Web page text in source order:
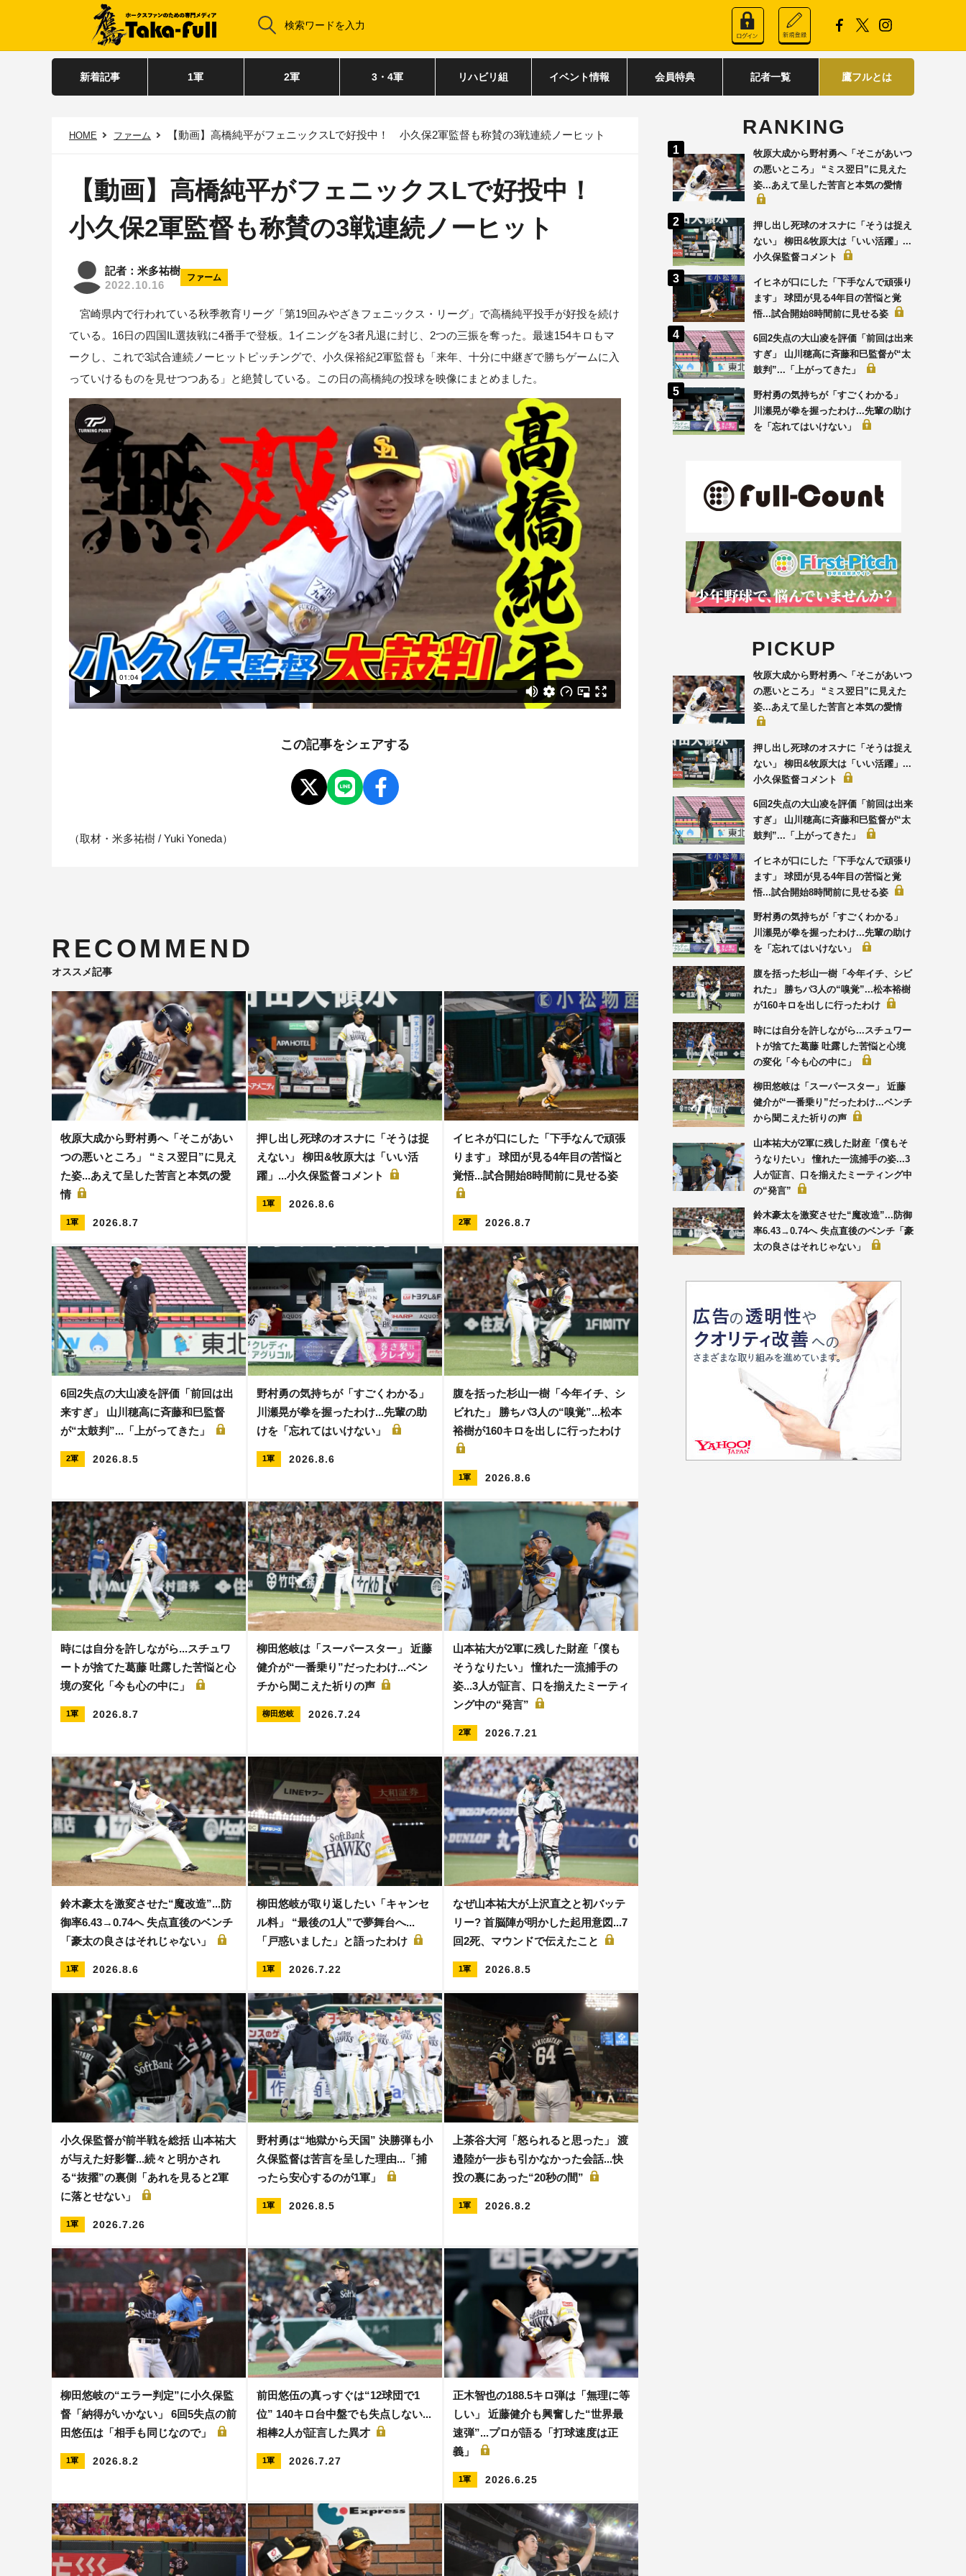
新着記事 1軍 2軍 3・4軍 リハビリ組 イベント情報 会員特典 記者一覧 鷹フルとは
HOME ファーム 【動画】高橋純平がフェニックスLで好投中！ 小久保2軍監督も称賛の3戦連続ノーヒット
【動画】高橋純平がフェニックスLで好投中！
小久保2軍監督も称賛の3戦連続ノーヒット
記者：米多祐樹
2022.10.16
ファーム
宮崎県内で行われている秋季教育リーグ「第19回みやざきフェニックス・リーグ」で高橋純平投手が好投を続け
ている。16日の四国IL選抜戦に4番手で登板。1イニングを3者凡退に封じ、2つの三振を奪った。最速154キロもマ
ークし、これで3試合連続ノーヒットピッチングで、小久保裕紀2軍監督も「来年、十分に中継ぎで勝ちゲームに入
っていけるものを見せつつある」と絶賛している。この日の高橋純の投球を映像にまとめました。
この記事をシェアする
（取材・米多祐樹 / Yuki Yoneda）
RECOMMEND
オススメ記事
牧原大成から野村勇へ「そこがあい
つの悪いところ」 “ミス翌日”に見え
た姿...あえて呈した苦言と本気の愛
情
1軍 2026.8.7
押し出し死球のオスナに「そうは捉
えない」 柳田&牧原大は「いい活
躍」...小久保監督コメント
1軍 2026.8.6
イヒネが口にした「下手なんで頑張
ります」 球団が見る4年目の苦悩と
覚悟...試合開始8時間前に見せる姿
2軍 2026.8.7
6回2失点の大山凌を評価「前回は出
来すぎ」 山川穂高に斉藤和巳監督
が“太鼓判”...「上がってきた」
2軍 2026.8.5
野村勇の気持ちが「すごくわかる」
川瀬晃が拳を握ったわけ...先輩の助
けを「忘れてはいけない」
1軍 2026.8.6
腹を括った杉山一樹「今年イチ、シ
ビれた」 勝ちパ3人の“嗅覚”...松本
裕樹が160キロを出しに行ったわけ
1軍 2026.8.6
時には自分を許しながら...スチュワ
ートが捨てた葛藤 吐露した苦悩と心
境の変化「今も心の中に」
1軍 2026.8.7
柳田悠岐は「スーパースター」 近藤
健介が“一番乗り”だったわけ...ベン
チから聞こえた祈りの声
柳田悠岐 2026.7.24
山本祐大が2軍に残した財産「僕も
そうなりたい」 憧れた一流捕手の
姿...3人が証言、口を揃えたミーティ
ング中の“発言”
2軍 2026.7.21
鈴木豪太を激変させた“魔改造”...防
御率6.43→0.74へ 失点直後のベンチ
「豪太の良さはそれじゃない」
1軍 2026.8.6
柳田悠岐が取り返したい「キャンセ
ル料」 “最後の1人”で夢舞台へ...
「戸惑いました」と語ったわけ
1軍 2026.7.22
なぜ山本祐大が上沢直之と初バッテ
リー? 首脳陣が明かした起用意図...7
回2死、マウンドで伝えたこと
1軍 2026.8.5
小久保監督が前半戦を総括 山本祐大
が与えた好影響...続々と明かされ
る“抜擢”の裏側「あれを見ると2軍
に落とせない」
1軍 2026.7.26
野村勇は“地獄から天国” 決勝弾も小
久保監督は苦言を呈した理由...「捕
ったら安心するのが1軍」
1軍 2026.8.5
上茶谷大河「怒られると思った」 渡
邉陸が一歩も引かなかった会話...快
投の裏にあった“20秒の間”
1軍 2026.8.2
柳田悠岐の“エラー判定”に小久保監
督「納得がいかない」 6回5失点の前
田悠伍は「相手も同じなので」
1軍 2026.8.2
前田悠伍の真っすぐは“12球団で1
位” 140キロ台中盤でも失点しない...
相棒2人が証言した異才
1軍 2026.7.27
正木智也の188.5キロ弾は「無理に等
しい」 近藤健介も興奮した“世界最
速弾”...プロが語る「打球速度は正
義」
1軍 2026.6.25
RANKING
牧原大成から野村勇へ「そこがあいつ
の悪いところ」 “ミス翌日”に見えた
姿...あえて呈した苦言と本気の愛情
押し出し死球のオスナに「そうは捉え
ない」 柳田&牧原大は「いい活躍」...
小久保監督コメント
イヒネが口にした「下手なんで頑張り
ます」 球団が見る4年目の苦悩と覚
悟...試合開始8時間前に見せる姿
6回2失点の大山凌を評価「前回は出来
すぎ」 山川穂高に斉藤和巳監督が“太
鼓判”...「上がってきた」
野村勇の気持ちが「すごくわかる」
川瀬晃が拳を握ったわけ...先輩の助け
を「忘れてはいけない」
PICKUP
牧原大成から野村勇へ「そこがあいつ
の悪いところ」 “ミス翌日”に見えた
姿...あえて呈した苦言と本気の愛情
押し出し死球のオスナに「そうは捉え
ない」 柳田&牧原大は「いい活躍」...
小久保監督コメント
6回2失点の大山凌を評価「前回は出来
すぎ」 山川穂高に斉藤和巳監督が“太
鼓判”...「上がってきた」
イヒネが口にした「下手なんで頑張り
ます」 球団が見る4年目の苦悩と覚
悟...試合開始8時間前に見せる姿
野村勇の気持ちが「すごくわかる」
川瀬晃が拳を握ったわけ...先輩の助け
を「忘れてはいけない」
腹を括った杉山一樹「今年イチ、シビ
れた」 勝ちパ3人の“嗅覚”...松本裕樹
が160キロを出しに行ったわけ
時には自分を許しながら...スチュワー
トが捨てた葛藤 吐露した苦悩と心境
の変化「今も心の中に」
柳田悠岐は「スーパースター」 近藤
健介が“一番乗り”だったわけ...ベンチ
から聞こえた祈りの声
山本祐大が2軍に残した財産「僕もそ
うなりたい」 憧れた一流捕手の姿...3
人が証言、口を揃えたミーティング中
の“発言”
鈴木豪太を激変させた“魔改造”...防御
率6.43→0.74へ 失点直後のベンチ「豪
太の良さはそれじゃない」